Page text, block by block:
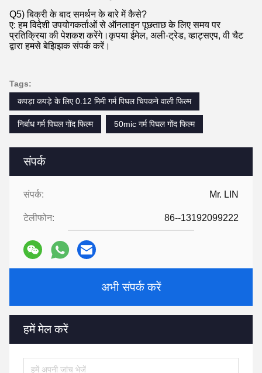
संपर्क
संपर्क: Mr. LIN
टेलीफोन: 86--13192099222
अभी संपर्क करें
हमें मेल करें
Q5) बिक्री के बाद समर्थन के बारे में कैसे?
ए: हम विदेशी उपयोगकर्ताओं से ऑनलाइन पूछताछ के लिए समय पर
प्रतिक्रिया की पेशकश करेंगे।कृपया ईमेल, अली-ट्रेड, व्हाट्सएप, वी चैट
द्वारा हमसे बेझिझक संपर्क करें।
Tags:
कपड़ा कपड़े के लिए 0.12 मिमी गर्म पिघल चिपकने वाली फिल्म
निर्बाध गर्म पिघल गोंद फिल्म 50mic गर्म पिघल गोंद फिल्म